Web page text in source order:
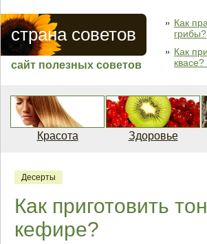
страна советов
сайт полезных советов
Как
грибы?
Как
Красота Здоровье
Десерты
Как приготовить
кефире?